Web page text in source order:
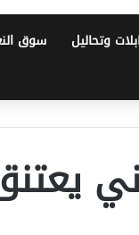
وتحاليل سوق